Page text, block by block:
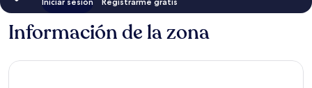
Información de la zona